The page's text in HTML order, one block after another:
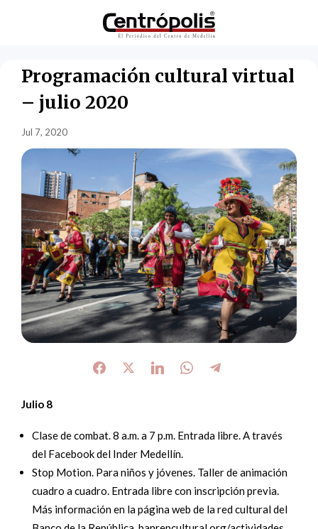
Programación cultural virtual
– julio 2020
Jul 7, 2020
Julio 8
Clase de combat. 8 a.m. a 7 p.m. Entrada libre. A través
del Facebook del Inder Medellín.
Stop Motion. Para niños y jóvenes. Taller de animación
cuadro a cuadro. Entrada libre con inscripción previa.
Más información en la página web de la red cultural del